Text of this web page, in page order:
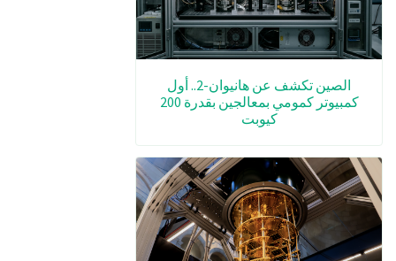
الصين تكشف عن هانيوان-2.. أول
كمبيوتر كمومي بمعالجين بقدرة 200
كيوبت